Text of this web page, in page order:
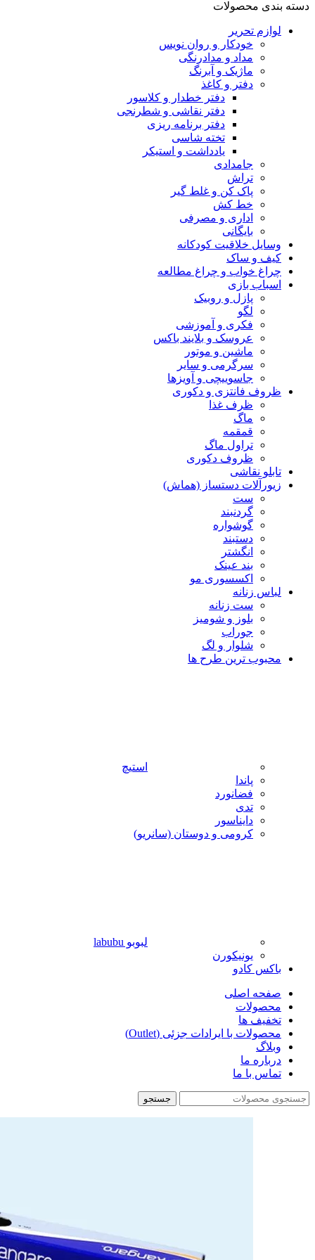
دسته بندی محصولات
لوازم تحریر
خودکار و روان نویس
مداد و مدادرنگی
ماژیک و آبرنگ
دفتر و کاغذ
دفتر خطدار و کلاسور
دفتر نقاشی و شطرنجی
دفتر برنامه ریزی
تخته شاسی
یادداشت و استیکر
جامدادی
تراش
پاک کن و غلط گیر
خط کش
اداری و مصرفی
بایگانی
وسایل خلاقیت کودکانه
کیف و ساک
چراغ خواب و چراغ مطالعه
اسباب بازی
پازل و روبیک
لگو
فکری و آموزشی
عروسک و بلایند باکس
ماشین و موتور
سرگرمی و سایر
جاسوییچی و آویزها
ظروف فانتزی و دکوری
ظرف غذا
ماگ
قمقمه
تراول ماگ
ظروف دکوری
تابلو نقاشی
زیورآلات دستساز (هماش)
ست
گردنبند
گوشواره
دستبند
انگشتر
بند عینک
اکسسوری مو
لباس زنانه
ست زنانه
بلوز و شومیز
جوراب
شلوار و لگ
محبوب ترین طرح ها
استیچ
پاندا
فضانورد
تدی
دایناسور
کرومی و دوستان (سانریو)
لبوبو labubu
یونیکورن
باکس کادو
صفحه اصلی
محصولات
تخفیف ها
محصولات با ایرادات جزئی (Outlet)
وبلاگ
درباره ما
تماس با ما
جستجو